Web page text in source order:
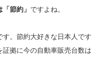
節約」 ですよね。
。節約大好きな日本人です
拠に今の自動車販売台数は